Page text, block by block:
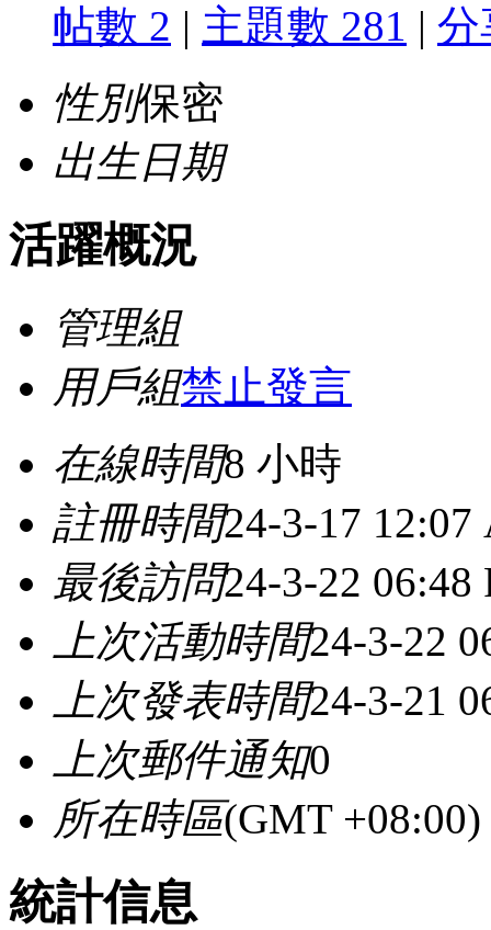
帖數 2 | 主題數 281 | 分
性別保密
出生日期
活躍概況
管理組
用戶組禁止發言
在線時間8 小時
註冊時間24-3-17 12:07
最後訪問24-3-22 06:48
上次活動時間24-3-22
上次發表時間24-3-21
上次郵件通知0
所在時區(GMT
統計信息